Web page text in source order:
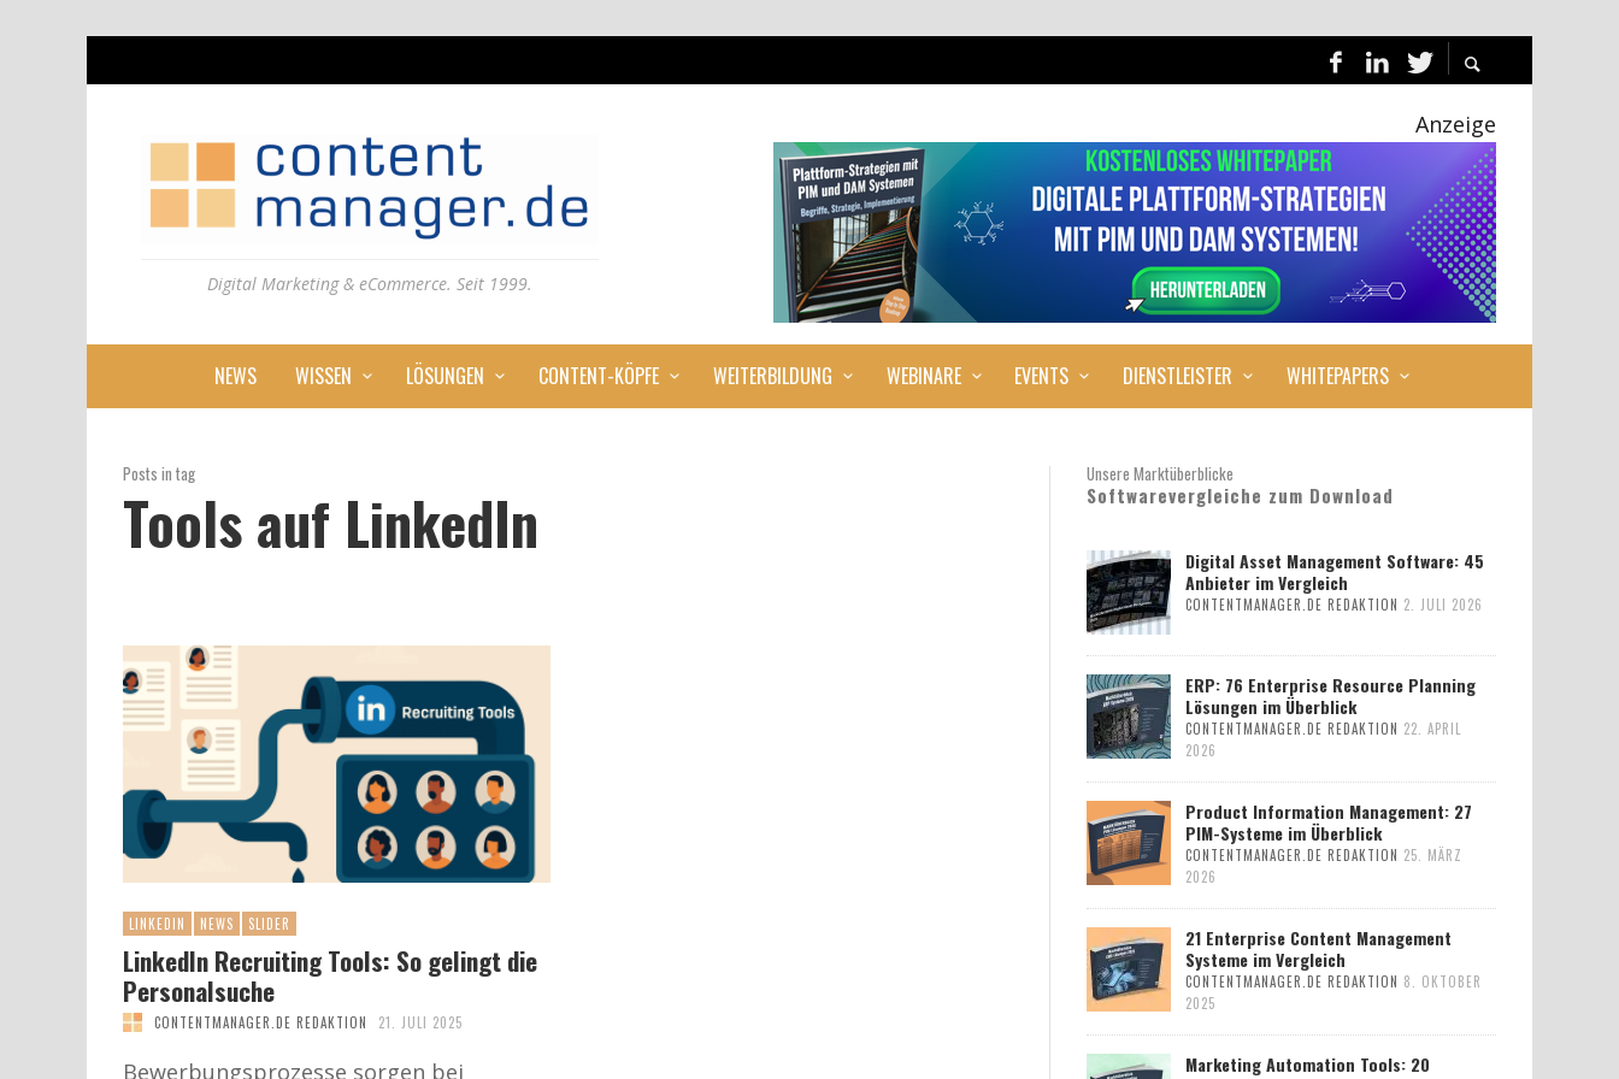
Digital Marketing & eCommerce. Seit 1999.
Anzeige
NEWS WISSEN LÖSUNGEN CONTENT-KÖPFE WEITERBILDUNG WEBINARE EVENTS DIENSTLEISTER WHITEPAPERS
Posts in tag
Tools auf LinkedIn
LINKEDIN NEWS SLIDER
LinkedIn Recruiting Tools: So gelingt die
Personalsuche
CONTENTMANAGER.DE REDAKTION 21. JULI 2025
Bewerbungsprozesse sorgen bei
Unsere Marktüberblicke
Softwarevergleiche zum Download
Digital Asset Management Software: 45
Anbieter im Vergleich
CONTENTMANAGER.DE REDAKTION 2. JULI 2026
ERP: 76 Enterprise Resource Planning
Lösungen im Überblick
CONTENTMANAGER.DE REDAKTION 22. APRIL
2026
Product Information Management: 27
PIM-Systeme im Überblick
CONTENTMANAGER.DE REDAKTION 25. MÄRZ
2026
21 Enterprise Content Management
Systeme im Vergleich
CONTENTMANAGER.DE REDAKTION 8. OKTOBER
2025
Marketing Automation Tools: 20